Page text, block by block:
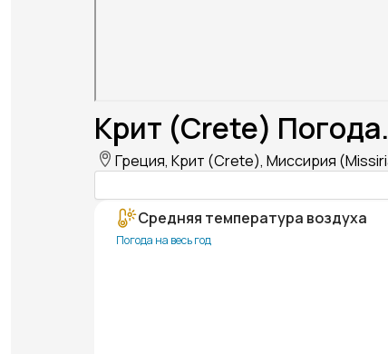
Крит (Crete) Погода.
Греция, Крит (Crete), Миссирия
Средняя температура воздуха
Погода на весь год